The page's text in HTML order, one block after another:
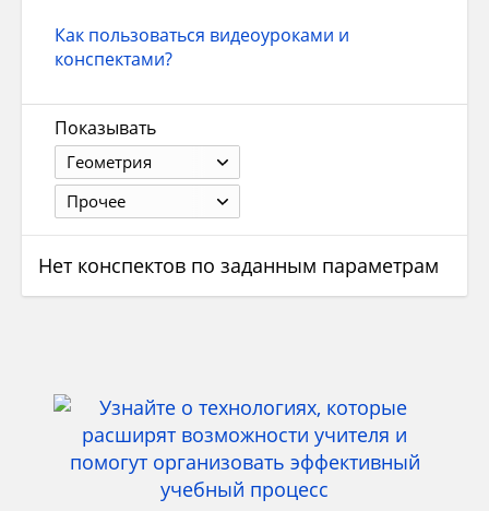
Как пользоваться видеоуроками и
конспектами?
Показывать
Геометрия
Прочее
Нет конспектов по заданным параметрам